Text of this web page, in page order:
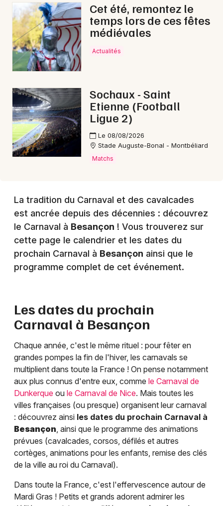
25 - Doubs
Choisir mes départements
Mon email
Cet été, remontez le
temps lors de ces fêtes
médiévales
Actualités
Sochaux - Saint
Etienne (Football
Ligue 2)
Le 08/08/2026
Stade Auguste-Bonal - Montbéliard
Matchs
La tradition du Carnaval et des cavalcades
est ancrée depuis des décennies : découvrez
le Carnaval à Besançon ! Vous trouverez sur
cette page le calendrier et les dates du
prochain Carnaval à Besançon ainsi que le
programme complet de cet événement.
Les dates du prochain
Carnaval à Besançon
Chaque année, c'est le même rituel : pour fêter en
grandes pompes la fin de l'hiver, les carnavals se
multiplient dans toute la France ! On pense notamment
aux plus connus d'entre eux, comme le Carnaval de
Dunkerque ou le Carnaval de Nice. Mais toutes les
villes françaises (ou presque) organisent leur carnaval
: découvrez ainsi les dates du prochain Carnaval à
Besançon, ainsi que le programme des animations
prévues (cavalcades, corsos, défilés et autres
cortèges, animations pour les enfants, remise des clés
de la ville au roi du Carnaval).
Dans toute la France, c'est l'effervescence autour de
Mardi Gras ! Petits et grands adorent admirer les